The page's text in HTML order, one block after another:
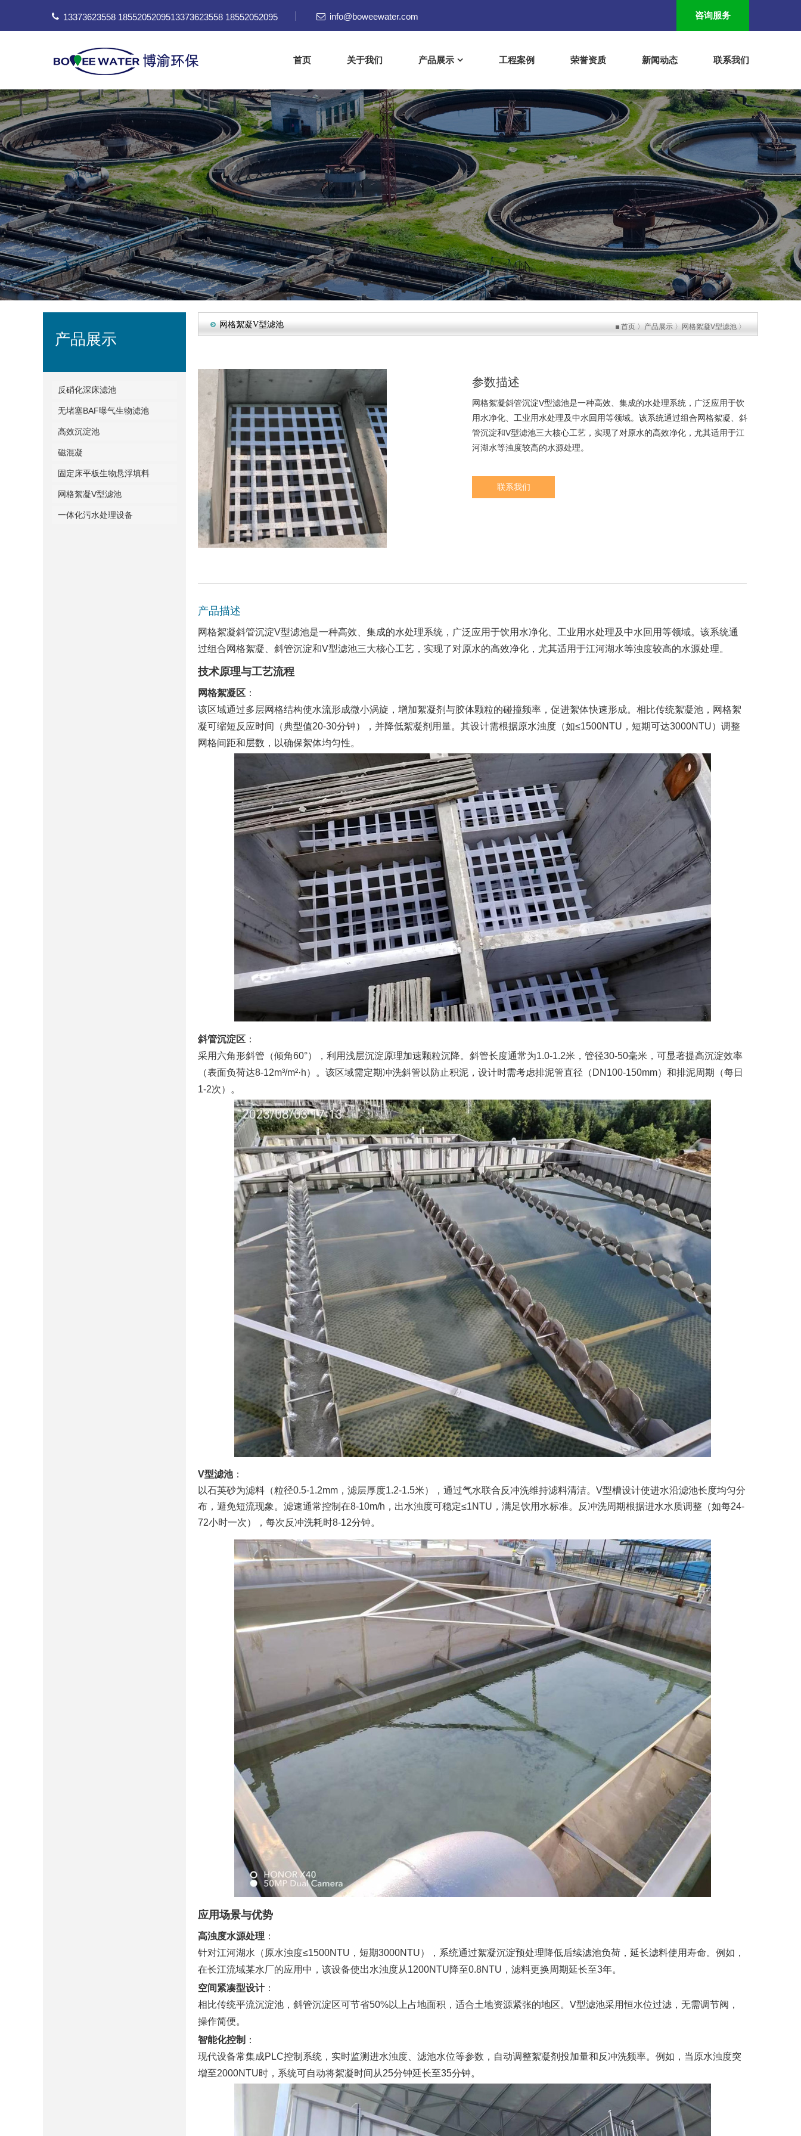
13373623558 1855205209513373623558 18552052095 info@boweewater.com 咨询服务
首页 关于我们 产品展示 工程案例 荣誉资质 新闻动态 联系我们
产品展示
反硝化深床滤池
无堵塞BAF曝气生物滤池
高效沉淀池
磁混凝
固定床平板生物悬浮填料
网格絮凝V型滤池
一体化污水处理设备
网格絮凝V型滤池 首页 〉 产品展示 〉 网格絮凝V型滤池 〉
参数描述
网格絮凝斜管沉淀V型滤池是一种高效、集成的水处理系统，广泛应用于饮
用水净化、工业用水处理及中水回用等领域。该系统通过组合网格絮凝、斜
管沉淀和V型滤池三大核心工艺，实现了对原水的高效净化，尤其适用于江
河湖水等浊度较高的水源处理。
联系我们
产品描述
网格絮凝斜管沉淀V型滤池是一种高效、集成的水处理系统，广泛应用于饮用水净化、工业用水处理及中水回用等领域。该系统通
过组合网格絮凝、斜管沉淀和V型滤池三大核心工艺，实现了对原水的高效净化，尤其适用于江河湖水等浊度较高的水源处理。
技术原理与工艺流程
网格絮凝区 ‌：
该区域通过多层网格结构使水流形成微小涡旋，增加絮凝剂与胶体颗粒的碰撞频率，促进絮体快速形成。相比传统絮凝池，网格絮
凝可缩短反应时间（典型值20-30分钟），并降低絮凝剂用量。其设计需根据原水浊度（如≤1500NTU，短期可达3000NTU）调整
网格间距和层数，以确保絮体均匀性。
斜管沉淀区 ‌：
采用六角形斜管（倾角60°），利用浅层沉淀原理加速颗粒沉降。斜管长度通常为1.0-1.2米，管径30-50毫米，可显著提高沉淀效率
（表面负荷达8-12m³/m²·h）。该区域需定期冲洗斜管以防止积泥，设计时需考虑排泥管直径（DN100-150mm）和排泥周期（每日
1-2次）。
V型滤池 ‌：
以石英砂为滤料（粒径0.5-1.2mm，滤层厚度1.2-1.5米），通过气水联合反冲洗维持滤料清洁。V型槽设计使进水沿滤池长度均匀分
布，避免短流现象。滤速通常控制在8-10m/h，出水浊度可稳定≤1NTU，满足饮用水标准。反冲洗周期根据进水水质调整（如每24-
72小时一次），每次反冲洗耗时8-12分钟。
应用场景与优势
高浊度水源处理 ‌：
针对江河湖水（原水浊度≤1500NTU，短期3000NTU），系统通过絮凝沉淀预处理降低后续滤池负荷，延长滤料使用寿命。例如，
在长江流域某水厂的应用中，该设备使出水浊度从1200NTU降至0.8NTU，滤料更换周期延长至3年。
空间紧凑型设计 ‌：
相比传统平流沉淀池，斜管沉淀区可节省50%以上占地面积，适合土地资源紧张的地区。V型滤池采用恒水位过滤，无需调节阀，
操作简便。
智能化控制 ‌：
现代设备常集成PLC控制系统，实时监测进水浊度、滤池水位等参数，自动调整絮凝剂投加量和反冲洗频率。例如，当原水浊度突
增至2000NTU时，系统可自动将絮凝时间从25分钟延长至35分钟。